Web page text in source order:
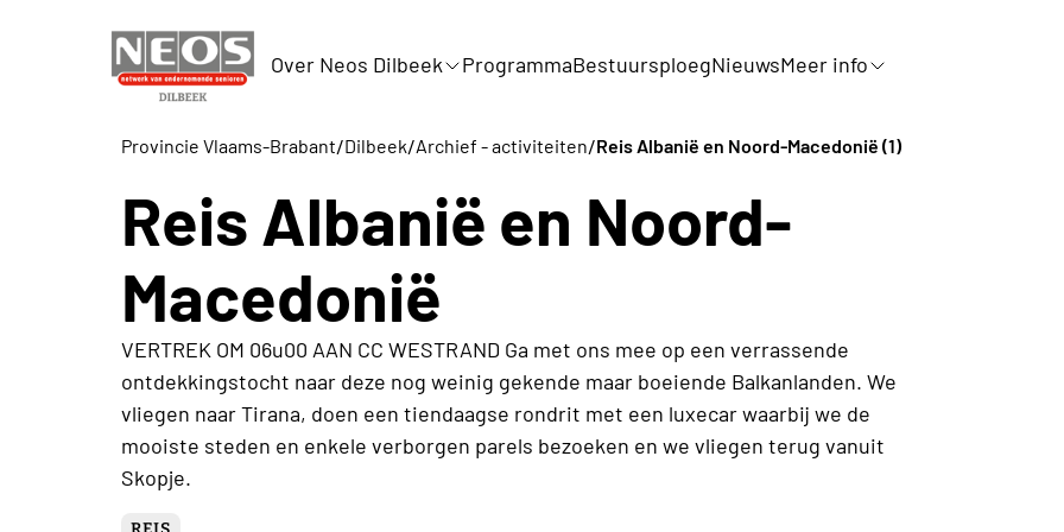
Over Neos Dilbeek ProgrammaBestuursploegNieuwsMeer info
Provincie Vlaams-Brabant/Dilbeek/Archief - activiteiten/Reis Albanië en Noord-Macedonië (1)
Reis Albanië en Noord-
Macedonië
VERTREK OM 06u00 AAN CC WESTRAND Ga met ons mee op een verrassende
ontdekkingstocht naar deze nog weinig gekende maar boeiende Balkanlanden. We
vliegen naar Tirana, doen een tiendaagse rondrit met een luxecar waarbij we de
mooiste steden en enkele verborgen parels bezoeken en we vliegen terug vanuit
Skopje.